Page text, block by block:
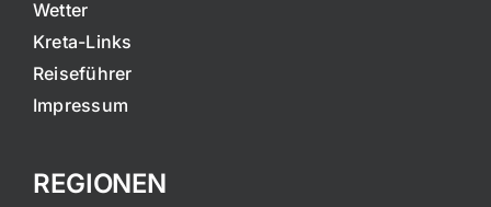
Wetter
Kreta-Links
Reiseführer
Impressum
REGIONEN